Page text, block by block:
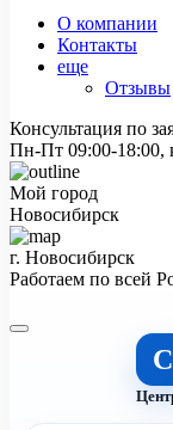
О компании
Контакты
еще
Отзывы
Консультация по
Пн-Пт 09:00-18:00,
Мой город
Новосибирск
г. Новосибирск
Работаем по всей